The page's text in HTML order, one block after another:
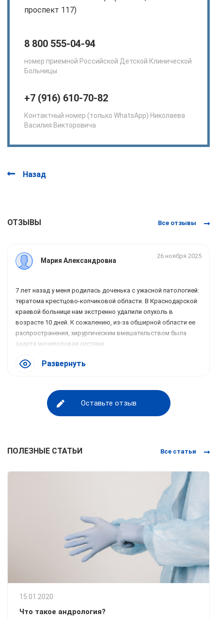
проспект 117)
8 800 555-04-94
номер приемной Российской Детской Клинической
Больницы
+7 (916) 610-70-82
Контактный номер (только WhatsApp) Николаева
Василия Викторовича
Назад
ОТЗЫВЫ
Мария Александровна
26 ноября 2025
7 лет назад у меня родилась доченька с ужасной патологией:
тератома крестцово-копчиковой области. В Краснодарской
краевой больнице нам экстренно удалили опухоль в
возрасте 10 дней. К сожалению, из-за обширной области ее
распространения, хирургическим вмешательством была
задета мочеполовая система...
Развернуть
Все отзывы
Оставьте отзыв
ПОЛЕЗНЫЕ СТАТЬИ
15.01.2020
Что такое андрология?
Все статьи